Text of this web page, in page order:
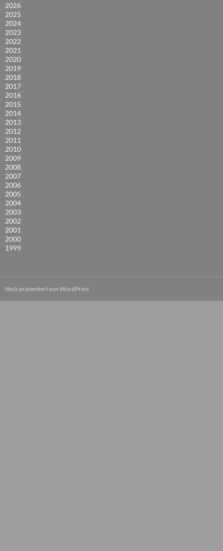
2026
2025
2024
2023
2022
2021
2020
2019
2018
2017
2016
2015
2014
2013
2012
2011
2010
2009
2008
2007
2006
2005
2004
2003
2002
2001
2000
1999
Stolz präsentiert von WordPress